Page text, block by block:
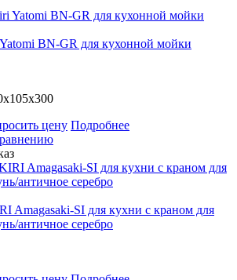
BN-GR для кухонной мойки
цену Подробнее
Amagasaki-SI для кухни с краном для
античное серебро